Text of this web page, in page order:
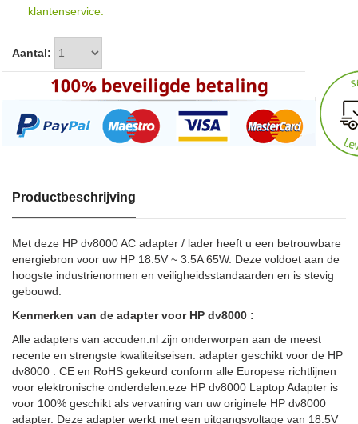
klantenservice.
Aantal:
Productbeschrijving
Met deze HP dv8000 AC adapter / lader heeft u een betrouwbare
energiebron voor uw HP 18.5V ~ 3.5A 65W. Deze voldoet aan de
hoogste industrienormen en veiligheidsstandaarden en is stevig
gebouwd.
Kenmerken van de adapter voor HP dv8000 :
Alle adapters van accuden.nl zijn onderworpen aan de meest
recente en strengste kwaliteitseisen. adapter geschikt voor de HP
dv8000 . CE en RoHS gekeurd conform alle Europese richtlijnen
voor elektronische onderdelen.eze HP dv8000 Laptop Adapter is
voor 100% geschikt als vervaning van uw originele HP dv8000
adapter. Deze adapter werkt met een uitgangsvoltage van 18.5V